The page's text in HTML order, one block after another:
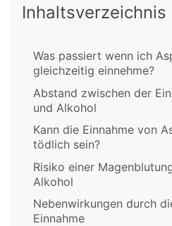
Inhaltsverzeichnis
Was passiert wenn ich
gleichzeitig einnehme?
Abstand zwischen der
und Alkohol
Kann die Einnahme von
tödlich sein?
Risiko einer
Alkohol
Nebenwirkungen durch
Einnahme